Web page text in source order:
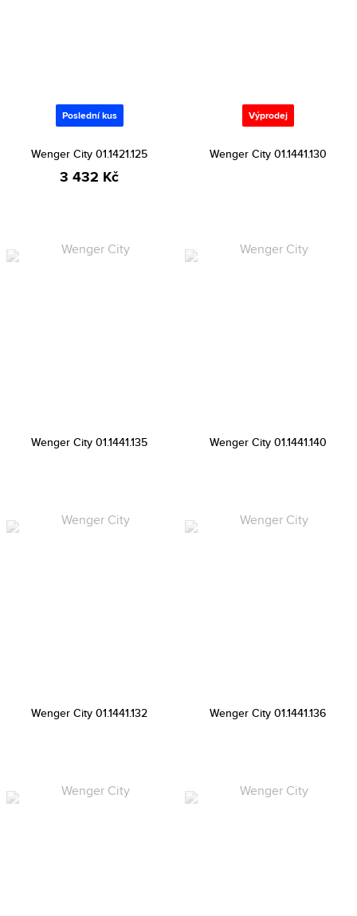
Poslední kus
Wenger City 01.1421.125
3 432 Kč
Výprodej
Wenger City 01.1441.130
Wenger City 01.1441.135 Wenger City 01.1441.140
Wenger City 01.1441.132 Wenger City 01.1441.136